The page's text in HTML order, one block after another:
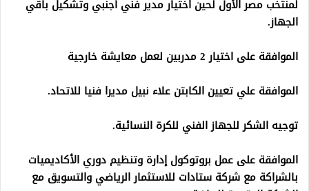
لمنتخب مصر الأول لحين اختيار مدير فني أجنبي وتشكيل باقي
الجهاز.
الموافقة على اختيار 2 مدربين لعمل معايشة خارجية
الموافقة علي تعيين الكابتن علاء نبيل مديرا فنيا للاتحاد.
توجيه الشكر للجهاز الفني للكرة النسائية.
الموافقة على عمل بروتوكول إدارة وتنظيم دوري الأكاديميات
بالشراكة مع شركة ستادات للاستثمار الرياضي والتسويق مع